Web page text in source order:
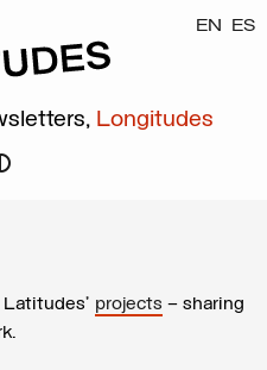
EN ES
Longitudes
projects – sharing